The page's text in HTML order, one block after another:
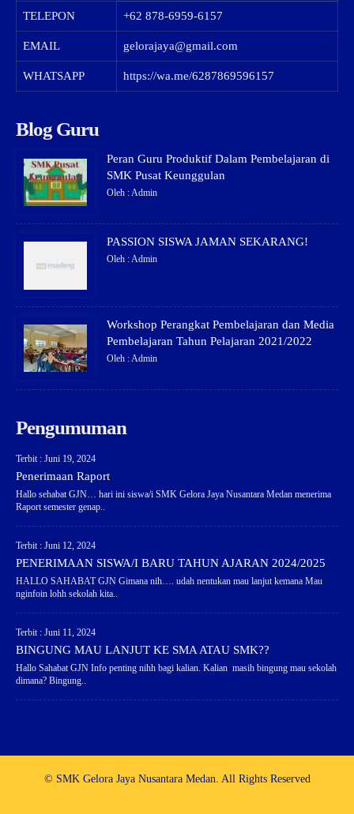
TELEPON +62 878-6959-6157
EMAIL gelorajaya@gmail.com
WHATSAPP https://wa.me/6287869596157
Blog Guru
Peran Guru Produktif Dalam Pembelajaran di
SMK Pusat Keunggulan
Oleh : Admin
PASSION SISWA JAMAN SEKARANG!
Oleh : Admin
Workshop Perangkat Pembelajaran dan Media
Pembelajaran Tahun Pelajaran 2021/2022
Oleh : Admin
Pengumuman
Terbit : Juni 19, 2024
Penerimaan Raport
Hallo sehabat GJN… hari ini siswa/i SMK Gelora Jaya Nusantara Medan menerima
Raport semester genap..
Terbit : Juni 12, 2024
PENERIMAAN SISWA/I BARU TAHUN AJARAN 2024/2025
HALLO SAHABAT GJN Gimana nih…. udah nentukan mau lanjut kemana Mau
nginfoin lohh sekolah kita..
Terbit : Juni 11, 2024
BINGUNG MAU LANJUT KE SMA ATAU SMK??
Hallo Sahabat GJN Info penting nihh bagi kalian. Kalian masih bingung mau sekolah
dimana? Bingung..
© SMK Gelora Jaya Nusantara Medan. All Rights Reserved